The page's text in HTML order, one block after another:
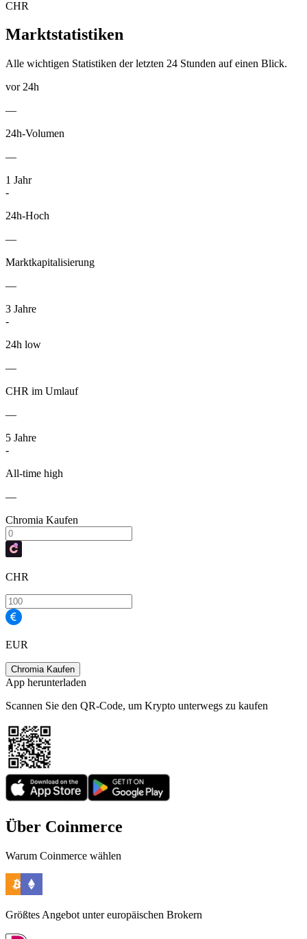
CHR
Marktstatistiken
Alle wichtigen Statistiken der letzten 24 Stunden auf einen Blick.
vor 24h
—
24h-Volumen
—
1 Jahr
-
24h-Hoch
—
Marktkapitalisierung
—
3 Jahre
-
24h low
—
CHR im Umlauf
—
5 Jahre
-
All-time high
—
Chromia Kaufen
CHR
EUR
Chromia Kaufen
App herunterladen
Scannen Sie den QR-Code, um Krypto unterwegs zu kaufen
Über Coinmerce
Warum Coinmerce wählen
Größtes Angebot unter europäischen Brokern